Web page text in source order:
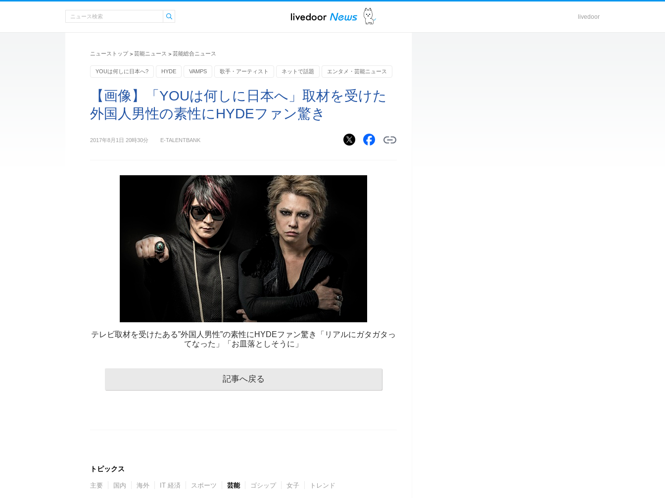
livedoor
ニューストップ > 芸能ニュース > 芸能総合ニュース
YOUは何しに日本へ? HYDE VAMPS 歌手・アーティスト ネットで話題 エンタメ・芸能ニュース
【画像】「YOUは何しに日本へ」取材を受けた
外国人男性の素性にHYDEファン驚き
2017年8月1日 20時30分 E-TALENTBANK
テレビ取材を受けたある”外国人男性”の素性にHYDEファン驚き「リアルにガタガタっ
てなった」「お皿落としそうに」
記事へ戻る
トピックス
主要 国内 海外 IT 経済 スポーツ 芸能 ゴシップ 女子 トレンド